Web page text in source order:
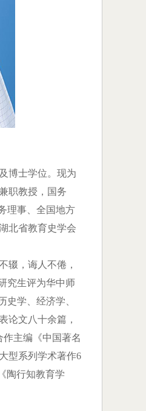
博士学位。现为
职教授，国务
理事、全国地方
北省教育史学会
辍，诲人不倦，
究生评为华中师
史学、经济学、
论文八十余篇，
主编《中国著名
型系列学术著作6
陶行知教育学